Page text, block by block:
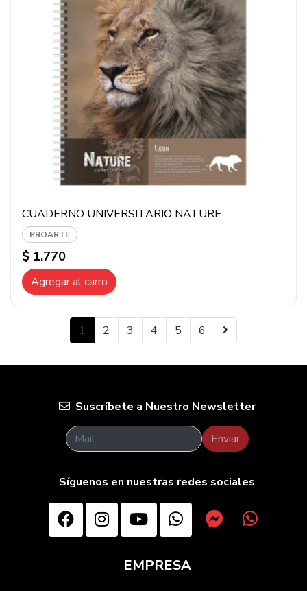
CUADERNO UNIVERSITARIO NATURE
PROARTE
$ 1.770
Agregar al carro
1 2 3 4 5 6
Suscríbete a Nuestro Newsletter
Enviar
Síguenos en nuestras redes sociales
EMPRESA